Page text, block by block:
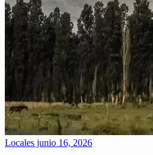
Locales junio 16, 2026